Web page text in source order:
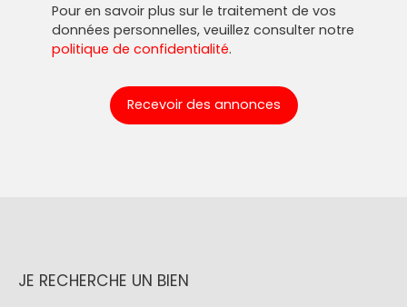
Pour en savoir plus sur le traitement de vos
données personnelles, veuillez consulter notre
politique de confidentialité.
Recevoir des annonces
JE RECHERCHE UN BIEN